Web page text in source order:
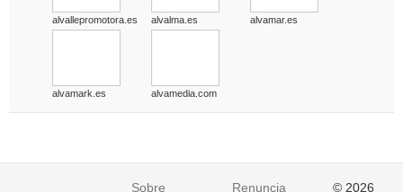
alvallepromotora.es alvalma.es alvamar.es
alvamark.es alvamedia.com
Sobre Renuncia © 2026